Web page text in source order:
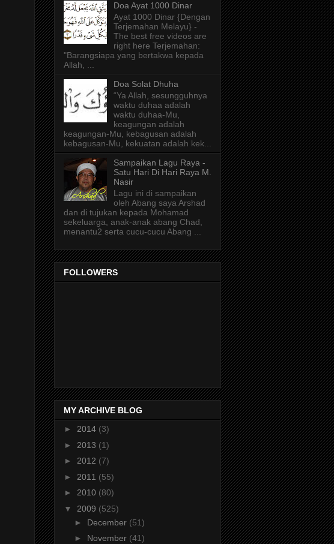
Doa Ayat 1000 Dinar
Ayat 1000 Dinar {Dengan
Terjemahan Melayu} -
The best free videos are
right here Terjemahan:
"Barangsiapa yang bertakwa kepada
Allah, ...
Doa Solat Dhuha
“Ya Allah, sesungguhnya
waktu duhaa adalah
waktu duhaa-Mu,
keagungan adalah
keagungan-Mu, kebagusan adalah
kebagusan-Mu, kekuatan adalah kek...
Sampaikan Lagu Raya -
Satu Hari Di Hari Raya M.
Nasir
Lagu ini di sampaikan
oleh Abang saya Arshad
dan di tujukan kepada Mohamad
sekeluarga, anak-anak abang Chad,
menantu2 serta cucu-cucu Abang ...
FOLLOWERS
MY ARCHIVE BLOG
► 2014 (3)
► 2013 (1)
► 2012 (7)
► 2011 (55)
► 2010 (80)
▼ 2009 (525)
► December (51)
► November (41)